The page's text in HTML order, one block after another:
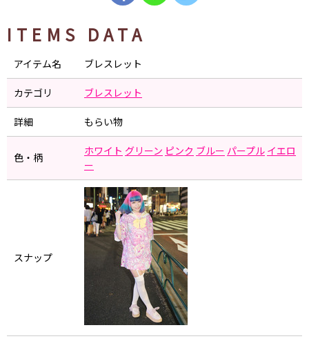
ITEMS DATA
アイテム名 ブレスレット
カテゴリ ブレスレット
詳細 もらい物
色・柄 ホワイト グリーン ピンク ブルー パープル イエロ
ー
スナップ